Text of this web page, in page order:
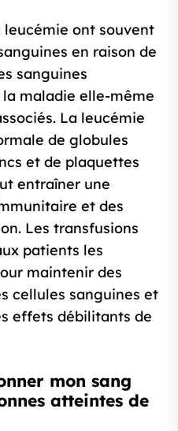
ont souvent
en raison de
sanguines
maladie elle-même
La leucémie
de globules
et de plaquettes
entraîner une
et des
Les transfusions
patients les
maintenir des
cellules sanguines et
effets débilitants de
mon sang
atteintes de